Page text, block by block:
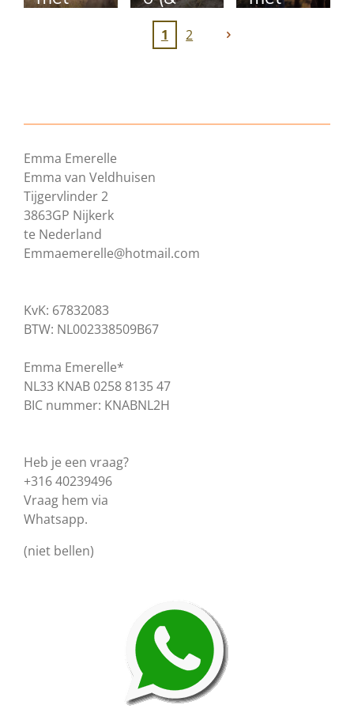
Laar)
met
1 2
Emma Emerelle
Emma van Veldhuisen
Tijgervlinder 2
3863GP Nijkerk
te Nederland
Emmaemerelle@hotmail.com
KvK: 67832083
BTW: NL002338509B67
Emma Emerelle*
NL33 KNAB 0258 8135 47
BIC nummer: KNABNL2H
Heb je een vraag?
+316 40239496
Vraag hem via
Whatsapp.
(niet bellen)